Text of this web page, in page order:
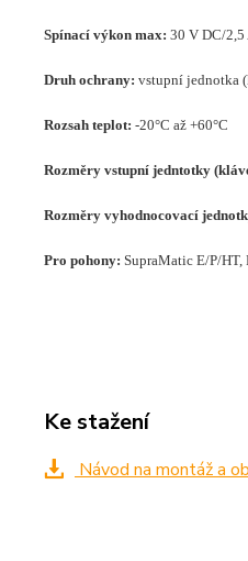
Spínací výkon max: 30 V DC/
Druh ochrany: vstupní jednotka
Rozsah teplot: -20°C až +60°C
Rozměry vstupní jedntotky
Rozměry vyhodnocovací
Pro pohony: SupraMatic E/P/
Ke stažení
Návod na montáž a